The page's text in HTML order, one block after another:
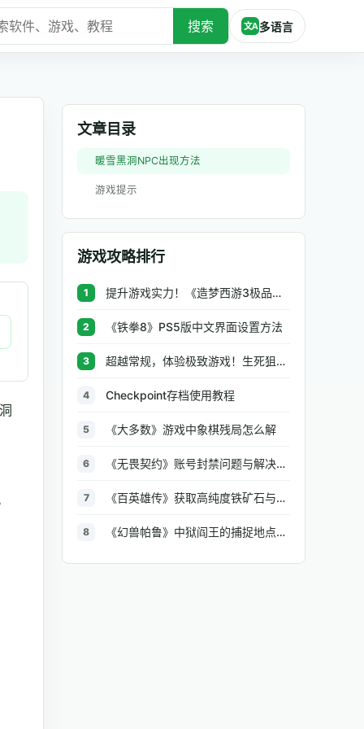
搜索 文A 多语言
文章目录
暖雪黑洞NPC出现方法
游戏提示
游戏攻略排行
1 提升游戏实力！《造梦西游3极品辅助》让你秒杀BOSS、逆天属性一键修改
2 《铁拳8》PS5版中文界面设置方法
3 超越常规，体验极致游戏！生死狙击极品辅助工具助你无往不利
4 Checkpoint存档使用教程
5 《大多数》游戏中象棋残局怎么解
6 《无畏契约》账号封禁问题与解决方法汇总
7 《百英雄传》获取高纯度铁矿石与大型铁矿石的地点介绍
8 《幻兽帕鲁》中狱阎王的捕捉地点与策略全解析